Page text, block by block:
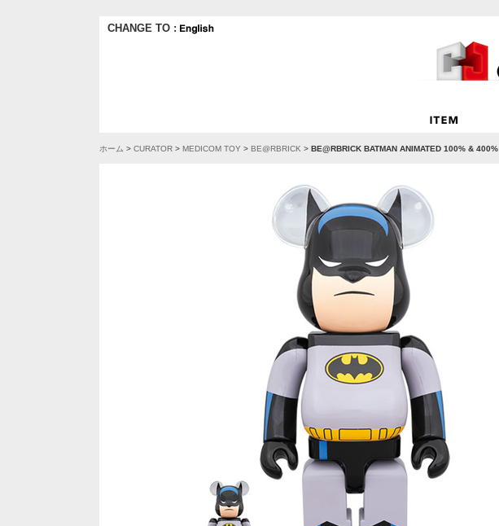
CHANGE TO :
ホーム > CURATOR > MEDICOM TOY > BE@RBRICK > BE@RBRICK BATMAN ANIMATED 100% & 400%